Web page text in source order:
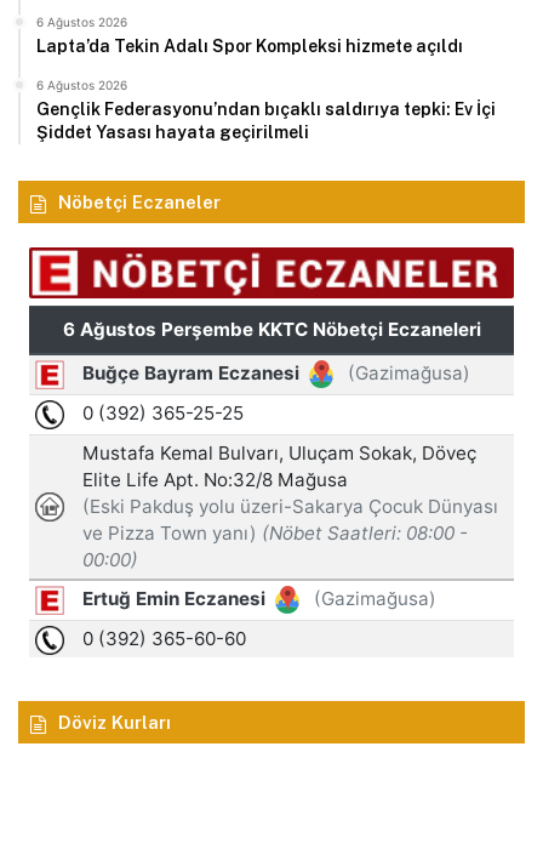
6 Ağustos 2026
Lapta’da Tekin Adalı Spor Kompleksi hizmete açıldı
6 Ağustos 2026
Gençlik Federasyonu’ndan bıçaklı saldırıya tepki: Ev İçi
Şiddet Yasası hayata geçirilmeli
Nöbetçi Eczaneler
Döviz Kurları